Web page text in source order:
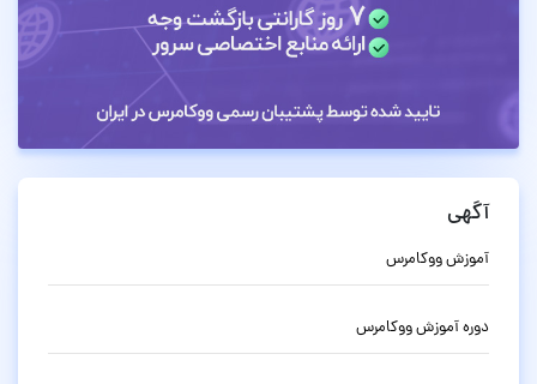
آگهی
آموزش ووکامرس
دوره آموزش ووکامرس